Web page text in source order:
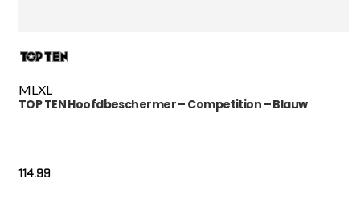
MLXL
TOP TEN Hoofdbeschermer – Competition – Blauw
114.99